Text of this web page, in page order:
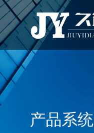
产品系统